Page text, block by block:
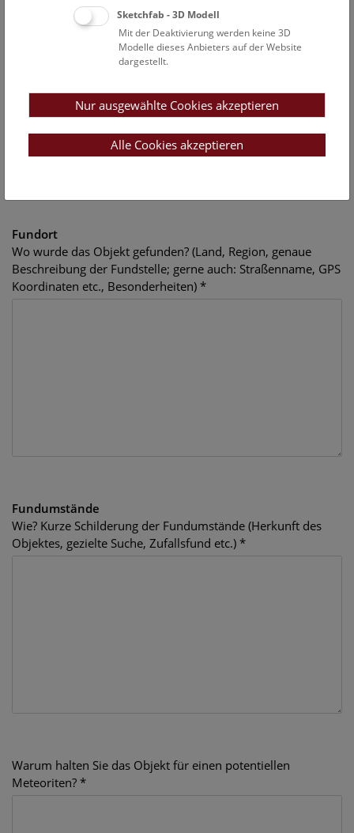
Wann (Datum) wurde das Objekt gefunden? *
(Sie haben einen Feuerball gesehen? Auch das können Sie uns
Himmelsrichtung - von wo nach wo?)
Fundort
Wo wurde das Objekt gefunden? (Land, Region, genaue
Beschreibung der Fundstelle; gerne auch: Straßenname, GPS
Koordinaten etc., Besonderheiten) *
Fundumstände
Wie? Kurze Schilderung der Fundumstände (Herkunft des
Objektes, gezielte Suche, Zufallsfund etc.) *
Warum halten Sie das Objekt für einen potentiellen
Meteoriten? *
Sketchfab - 3D Modell
Mit der Deaktivierung werden keine 3D
Modelle dieses Anbieters auf der Website
dargestellt.
Nur ausgewählte Cookies akzeptieren
Alle Cookies akzeptieren